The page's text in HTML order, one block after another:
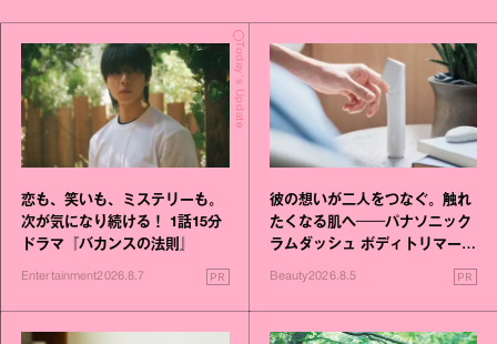
Today's Update
恋も、笑いも、ミステリーも。
次が気になり続ける！ 1話15分
ドラマ『バカンスの法則』
Entertainment2026.8.7 PR
彼の想いが二人をつなぐ。触れ
たくなる肌へ──パナソニック
ラムダッシュ ボディトリマーが
Beauty2026.8.5 PR